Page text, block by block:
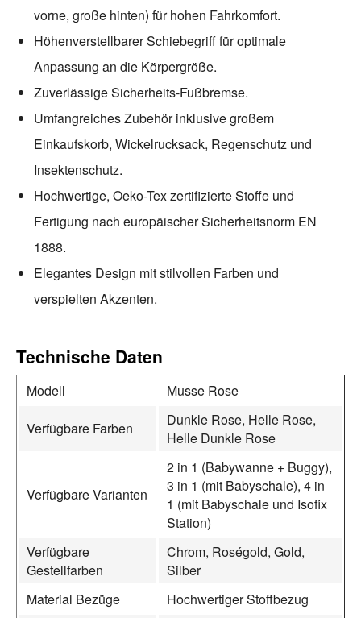
vorne, große hinten) für hohen Fahrkomfort.
Höhenverstellbarer Schiebegriff für optimale
Anpassung an die Körpergröße.
Zuverlässige Sicherheits-Fußbremse.
Umfangreiches Zubehör inklusive großem
Einkaufskorb, Wickelrucksack, Regenschutz und
Insektenschutz.
Hochwertige, Oeko-Tex zertifizierte Stoffe und
Fertigung nach europäischer Sicherheitsnorm EN
1888.
Elegantes Design mit stilvollen Farben und
verspielten Akzenten.
Technische Daten
Modell Musse Rose
Verfügbare Farben
Dunkle Rose, Helle Rose,
Helle Dunkle Rose
Verfügbare Varianten
2 in 1 (Babywanne + Buggy),
3 in 1 (mit Babyschale), 4 in
1 (mit Babyschale und Isofix
Station)
Verfügbare
Gestellfarben
Chrom, Roségold, Gold,
Silber
Material Bezüge
Hochwertiger Stoffbezug